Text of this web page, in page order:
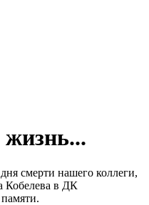
смерти нашего коллеги,
Кобелева в ДК